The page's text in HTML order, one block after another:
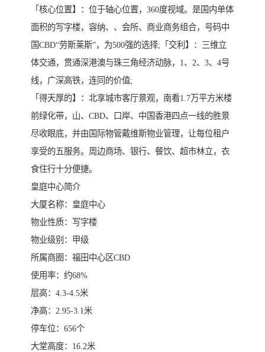
「核心位置】：位于轴心位置，360度视域。是国内单体
面积的写字楼，容纳、、会所、商业商务组合，号码中
国CBD“劳斯莱斯”，为500强的选择;「交利】：三维立
体交通，贯通深港澳与珠三角经济动脉，1、2、3、4号
线，广深高铁，连同的价值;
「得天厚的】：北享城市客厅景观，南看1.7万平方米楼
前绿化带，山、CBD、口岸、中国香港四点一线的胜景
尽收眼底，并由国际物管戴维斯物业管理，让每位租户
享受的五服务。周边商场、银行、餐饮、超市林立，衣
食住行十分便捷。
皇庭中心简介
大厦名称：皇庭中心
物业性质：写字楼
物业级别：甲级
所属商圈：福田中心区CBD
使用率：约68%
层高：4.3-4.5米
净高：2.95-3.1米
停车位：656个
大堂高度：16.2米